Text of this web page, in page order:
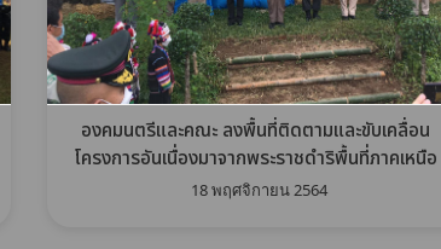
องคมนตรีและคณะ ลงพื้นที่ติดตามและขับเคลื่อน
โครงการอันเนื่องมาจากพระราชดำริพื้นที่ภาคเหนือ
18 พฤศจิกายน 2564